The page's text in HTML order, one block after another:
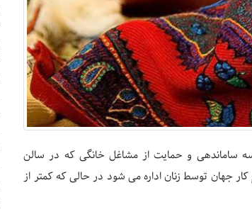
ساماندهی و حمایت از مشاغل خانگی که در سالن
جهان توسط زنان اداره می شود در حالی که کمتر از